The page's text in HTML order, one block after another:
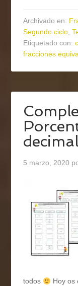
Archivado en:
Segundo ciclo,
Etiquetado con:
fracciones
5 marzo, 2020
todos
Hoy os